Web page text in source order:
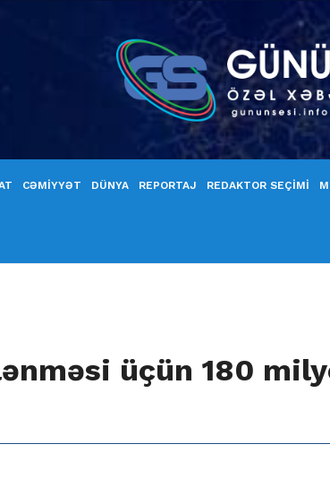
CƏMİYYƏT DÜNYA REPORTAJ REDAKTOR SEÇİMİ
üçün 180